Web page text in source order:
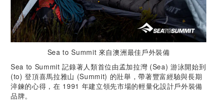
Sea to Summit 來自澳洲最佳戶外裝備
Sea to Summit 記錄著人類首位由孟加拉灣 (Sea) 游泳開始到
(to) 登頂喜馬拉雅山 (Summit) 的壯舉，帶著豐富經驗與長期
淬鍊的心得，在 1991 年建立領先市場的輕量化設計戶外裝備
品牌。